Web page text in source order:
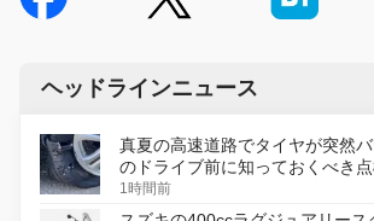
ヘッドラインニュース
真夏の高速道路でタイヤが突然
のドライブ前に知っておくべき
1時間前